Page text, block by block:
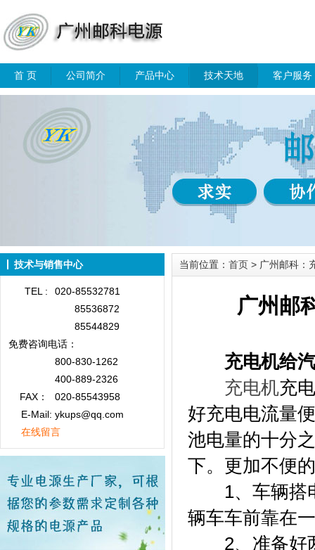
首 页 公司简介 产品中心 技术天地 客户服务
技术与销售中心
TEL :
020-85532781
85536872
85544829
免费咨询电话：
800-830-1262
400-889-2326
FAX：
020-85543958
E-Mail: ykups@qq.com
在线留言
当前位置： 首页 > 广州邮科：
广州邮
充电机给
充电机充
好充电电流量
池电量的十分
下。更加不便
1、车辆搭电
辆车车前靠在
2、准备好两